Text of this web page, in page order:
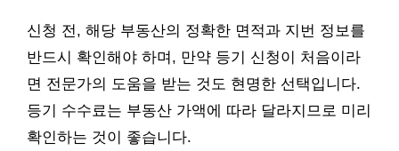
신청 전, 해당 부동산의 정확한 면적과 지번 정보를
반드시 확인해야 하며, 만약 등기 신청이 처음이라
면 전문가의 도움을 받는 것도 현명한 선택입니다.
등기 수수료는 부동산 가액에 따라 달라지므로 미리
확인하는 것이 좋습니다.